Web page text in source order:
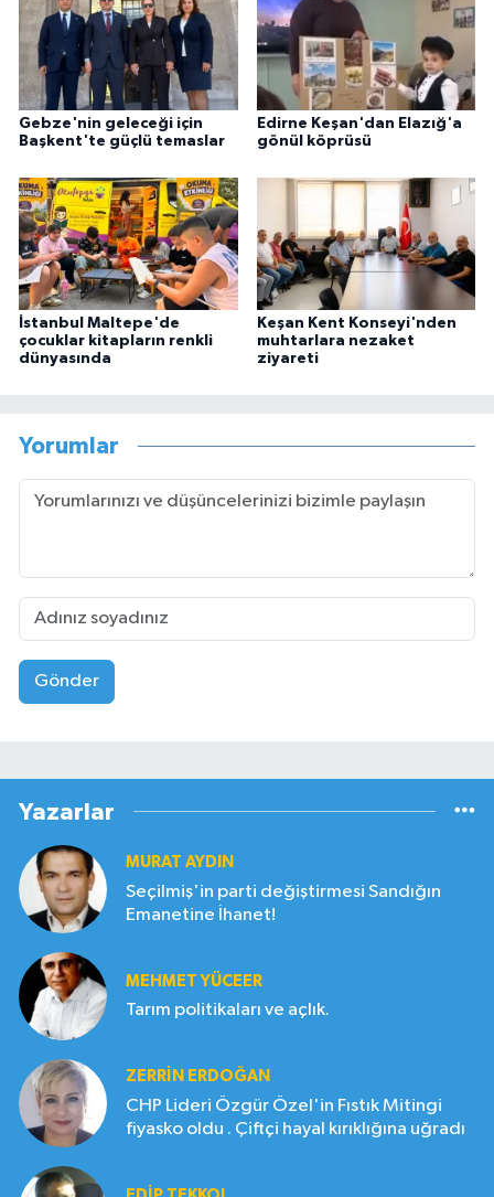
Gebze'nin geleceği için
Başkent'te güçlü temaslar
Edirne Keşan'dan Elazığ'a
gönül köprüsü
İstanbul Maltepe'de
çocuklar kitapların renkli
dünyasında
Keşan Kent Konseyi'nden
muhtarlara nezaket
ziyareti
Yorumlar
Gönder
Yazarlar
MURAT AYDIN
Seçilmiş'in parti değiştirmesi Sandığın
Emanetine İhanet!
MEHMET YÜCEER
Tarım politikaları ve açlık.
ZERRIN ERDOĞAN
CHP Lideri Özgür Özel'in Fıstık Mitingi
fiyasko oldu . Çiftçi hayal kırıklığına uğradı